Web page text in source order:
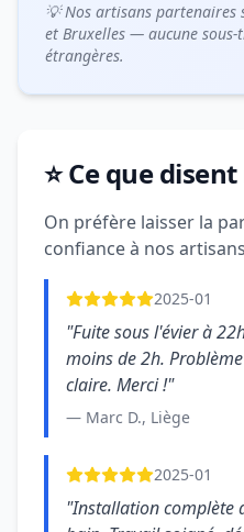
💡 Nos artisans partenaires
et Bruxelles — aucune
étrangères.
⭐ Ce que
On préfère laisser la
confiance à nos
2025-01
"Fuite sous l'évier à
moins de 2h.
claire. Merci !"
— Marc D., Liège
2025-01
"Installation complète